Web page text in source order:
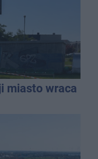
miasto wraca